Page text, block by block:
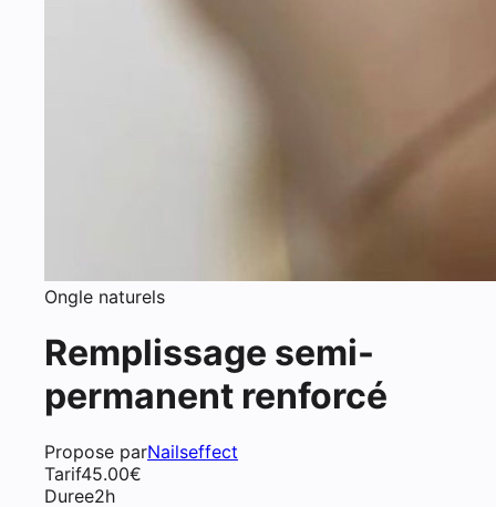
Ongle naturels
Remplissage semi-
permanent renforcé
Propose parNailseffect
Tarif45.00€
Duree2h